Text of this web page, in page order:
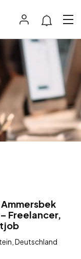
Freelancer,
Deutschland